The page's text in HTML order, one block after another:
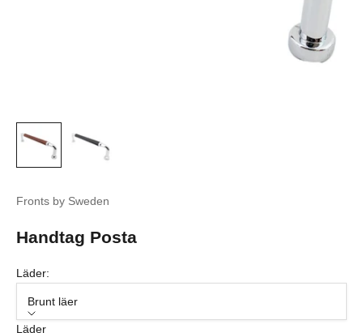
Fronts by Sweden
Handtag Posta
Läder:
Brunt läer
Läder